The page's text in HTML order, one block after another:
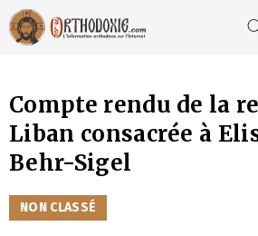
Aller
au
contenu
Compte rendu de la
Liban consacrée à
Behr-Sigel
CATÉGORIES
NON CLASSÉ